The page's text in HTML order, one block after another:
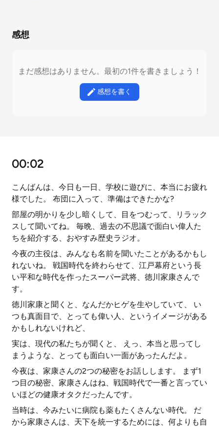
感想
まだ感想はありません。最初の1件を書きましょう！
感想を書く
00:02
こんばんは、今日も一日、学校に遊びに、本当にお疲れ
様でした。 布団に入って、準備はできたかな?
部屋の明かりを少し暗くして、目をつむって、リラック
スして聞いてね。 毎晩、過去の不思議で面白い偉人た
ちを紹介する、おやすみ歴史ラジオ。
今夜の主役は、みんなも名前を聞いたことがあるかもし
れないね。 戦国時代を終わらせて、江戸幕府という長
い平和な時代を作ったスーパー武将、徳川家康さんで
す。
徳川家康と聞くと、なんだかヒゲを生やしていて、 い
つも真面目で、とっても偉い人、というイメージがある
かもしれないけれど、
実は、現代の私たちが聞くと、 えっ、本当と思ってし
まうような、とっても面白い一面があったんだよ。
今夜は、家康さんの2つの秘密をお話しします。 まず1
つ目の秘密、家康さんはね、戦国時代で一番と言ってい
いほどの健康オタクだったんです。
当時は、今みたいに病院も薬もたくさんない時代。 だ
から家康さんは、天下を統一するためには、何よりも自